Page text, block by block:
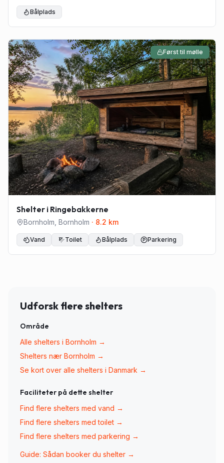
Bålplads
Først til mølle
Shelter i Ringebakkerne
Bornholm Bornholm · 8.2 km
Vand Toilet Bålplads Parkering
Udforsk flere shelters
Område
Alle shelters i Bornholm →
Shelters nær Bornholm →
Se kort over alle shelters i Danmark →
Faciliteter på dette shelter
Find flere shelters med vand →
Find flere shelters medtoilet →
Find flere shelters med parkering →
Guide: Sådan booker du shelter →